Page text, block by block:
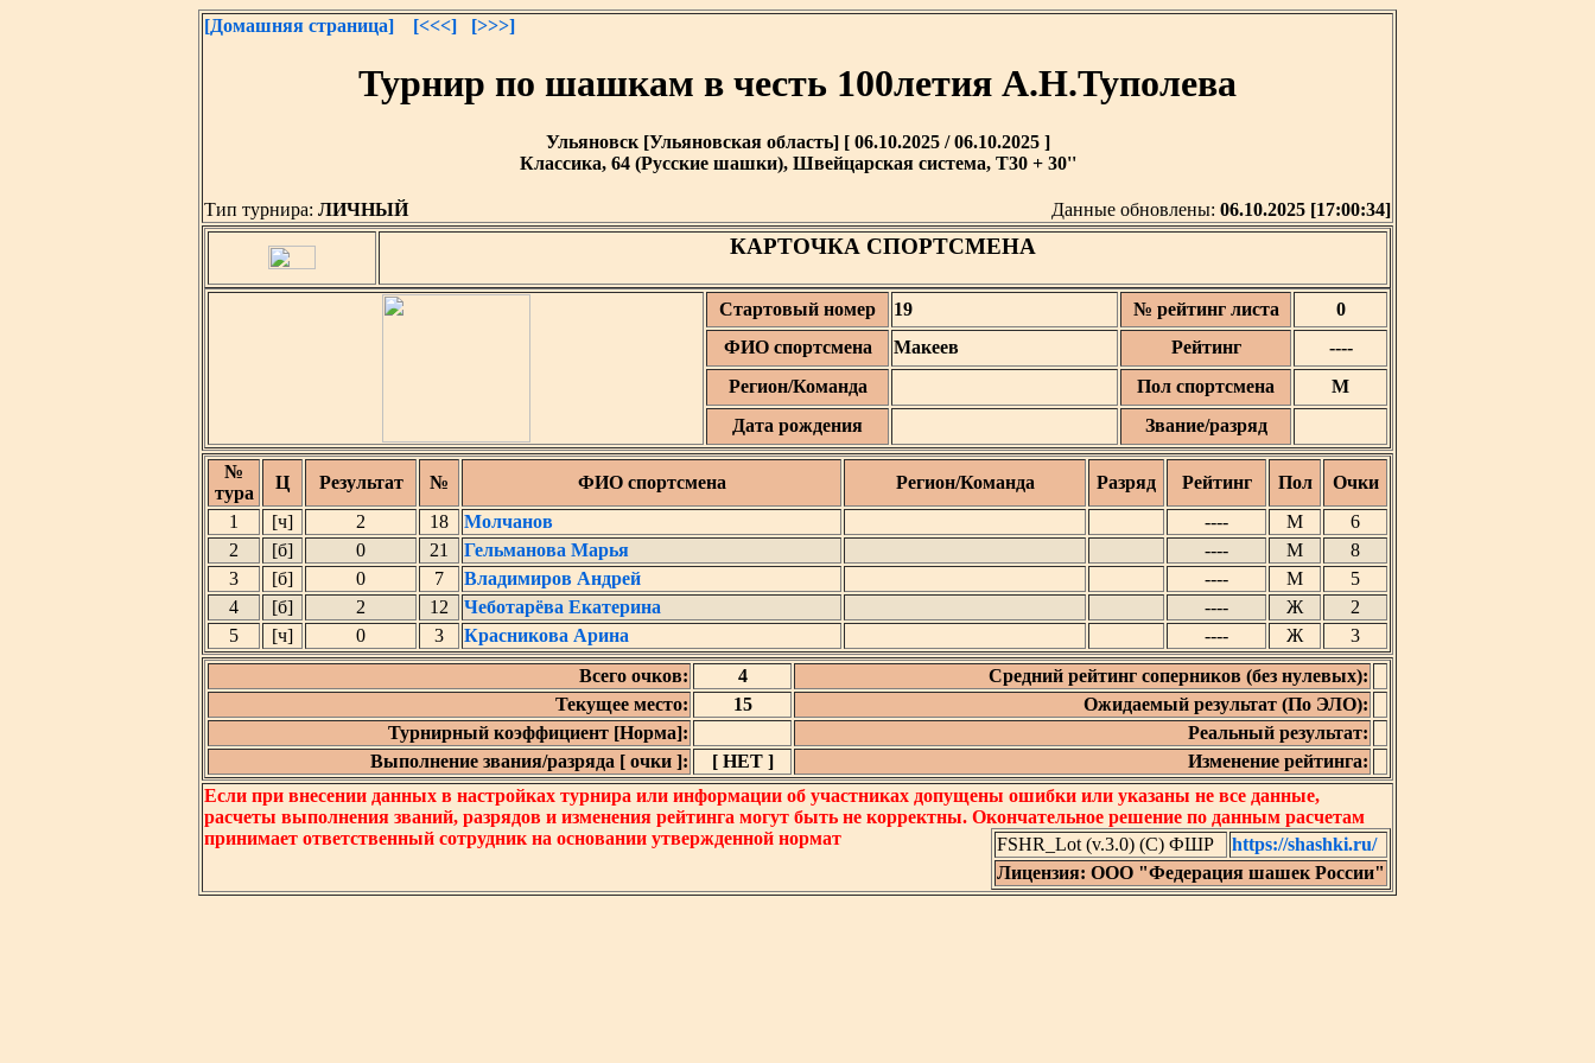
[Домашняя страница] [<<<] [>>>]
Турнир по шашкам в честь 100летия А.Н.Туполева
Ульяновск [Ульяновская область] [ 06.10.2025 / 06.10.2025 ]
Классика, 64 (Русские шашки), Швейцарская система, T30 + 30''
Тип турнира: ЛИЧНЫЙ Данные обновлены: 06.10.2025 [17:00:34]
КАРТОЧКА СПОРТСМЕНА
Стартовый номер 19 № рейтинг листа
0
ФИО спортсмена
Макеев Рейтинг
----
Регион/Команда
Пол спортсмена
М
Дата рождения
Звание/разряд
№
тура
Ц Результат № ФИО спортсмена Регион/Команда Разряд Рейтинг Пол
Очки
1
[ч] 2 18 Молчанов ---- М
6
2
[б] 0 21 Гельманова Марья ---- М
8
3
[б] 0 7 Владимиров Андрей ---- М
5
4
[б] 2 12 Чеботарёва Екатерина ---- Ж
2
5
[ч] 0 3 Красникова Арина ---- Ж
3
Всего очков:
4
Средний рейтинг соперников (без нулевых):
Текущее место:
15
Ожидаемый результат (По ЭЛО):
Турнирный коэффициент [Норма]:
Реальный результат:
Выполнение звания/разряда [ очки ]:
[ НЕТ ]
Изменение рейтинга:
Если при внесении данных в настройках турнира или информации об участниках допущены ошибки или указаны не все данные,
расчеты выполнения званий, разрядов и изменения рейтинга могут быть не корректны. Окончательное решение по данным расчетам
принимает ответственный сотрудник на основании утвержденной нормат
FSHR_Lot (v.3.0) (C) ФШР
https://shashki.ru/
Лицензия: ООО "Федерация шашек России"